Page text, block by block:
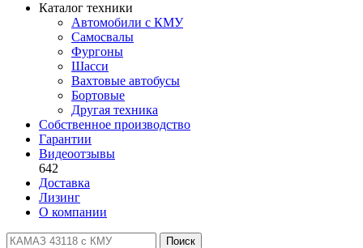
Каталог техники
Автомобили с КМУ
Самосвалы
Фургоны
Шасси
Вахтовые автобусы
Бортовые
Другая техника
Собственное производство
Гарантии
Видеоотзывы
642
Доставка
Лизинг
О компании
Поиск